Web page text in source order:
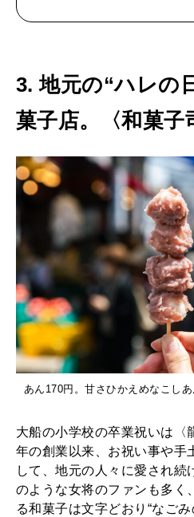
3. 地元の“ハレの
菓子店。〈和菓子
あん170円。甘さひかえめなこしあ
大船の小学校の卒業祝いは〈
年の創業以来、お祝い事や手
して、地元の人々に愛され続
のような女将のファンも多く
る和菓子は文字どおり“なご